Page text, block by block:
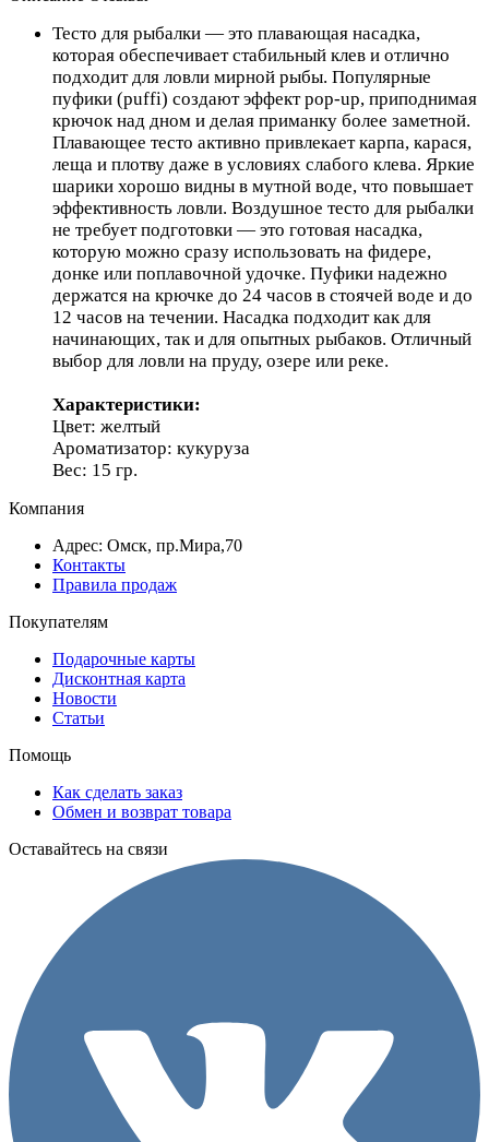
Тесто для рыбалки — это плавающая насадка,
которая обеспечивает стабильный клев и отлично
подходит для ловли мирной рыбы. Популярные
пуфики (puffi) создают эффект pop-up, приподнимая
крючок над дном и делая приманку более заметной.
Плавающее тесто активно привлекает карпа, карася,
леща и плотву даже в условиях слабого клева. Яркие
шарики хорошо видны в мутной воде, что повышает
эффективность ловли. Воздушное тесто для рыбалки
не требует подготовки — это готовая насадка,
которую можно сразу использовать на фидере,
донке или поплавочной удочке. Пуфики надежно
держатся на крючке до 24 часов в стоячей воде и до
12 часов на течении. Насадка подходит как для
начинающих, так и для опытных рыбаков. Отличный
выбор для ловли на пруду, озере или реке.
Характеристики:
Цвет: желтый
Ароматизатор: кукуруза
Вес: 15 гр.
Компания
Адрес: Омск, пр.Мира,70
Контакты
Правила продаж
Покупателям
Подарочные карты
Дисконтная карта
Новости
Статьи
Помощь
Как сделать заказ
Обмен и возврат товара
Оставайтесь на связи